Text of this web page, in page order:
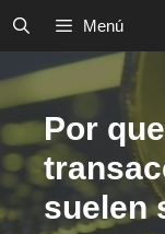
Saltar
contenido
Menú
Por
suelen